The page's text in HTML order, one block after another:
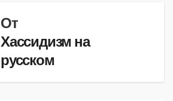
От
Хассидизм на
русском